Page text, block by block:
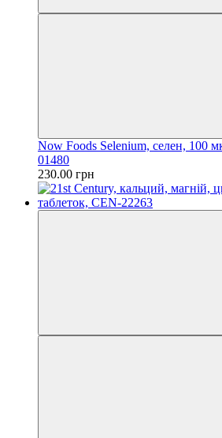
Now Foods Selenium, селен, 100
01480
230.00 грн